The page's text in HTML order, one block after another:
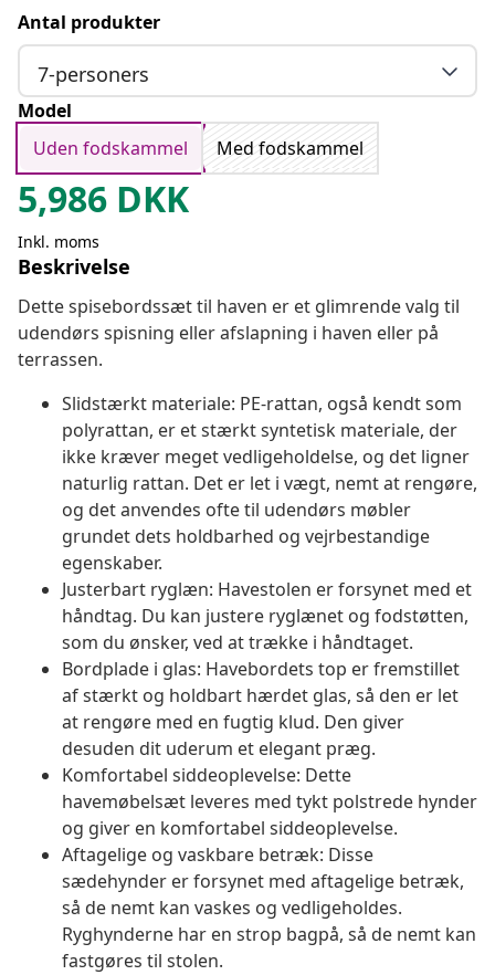
Antal produkter
7-personers
Model
Uden fodskammel
Med fodskammel
5,986 DKK
Inkl. moms
Beskrivelse
Dette spisebordssæt til haven er et glimrende valg til
udendørs spisning eller afslapning i haven eller på
terrassen.
Slidstærkt materiale: PE-rattan, også kendt som
polyrattan, er et stærkt syntetisk materiale, der
ikke kræver meget vedligeholdelse, og det ligner
naturlig rattan. Det er let i vægt, nemt at rengøre,
og det anvendes ofte til udendørs møbler
grundet dets holdbarhed og vejrbestandige
egenskaber.
Justerbart ryglæn: Havestolen er forsynet med et
håndtag. Du kan justere ryglænet og fodstøtten,
som du ønsker, ved at trække i håndtaget.
Bordplade i glas: Havebordets top er fremstillet
af stærkt og holdbart hærdet glas, så den er let
at rengøre med en fugtig klud. Den giver
desuden dit uderum et elegant præg.
Komfortabel siddeoplevelse: Dette
havemøbelsæt leveres med tykt polstrede hynder
og giver en komfortabel siddeoplevelse.
Aftagelige og vaskbare betræk: Disse
sædehynder er forsynet med aftagelige betræk,
så de nemt kan vaskes og vedligeholdes.
Ryghynderne har en strop bagpå, så de nemt kan
fastgøres til stolen.